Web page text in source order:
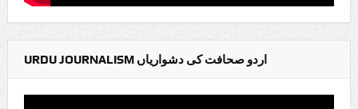
URDU JOURNALISM اردو صحافت کی دشواریاں